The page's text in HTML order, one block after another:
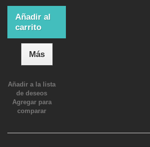
Añadir al
carrito
Más
Añadir a la lista
de deseos
Agregar para
comparar